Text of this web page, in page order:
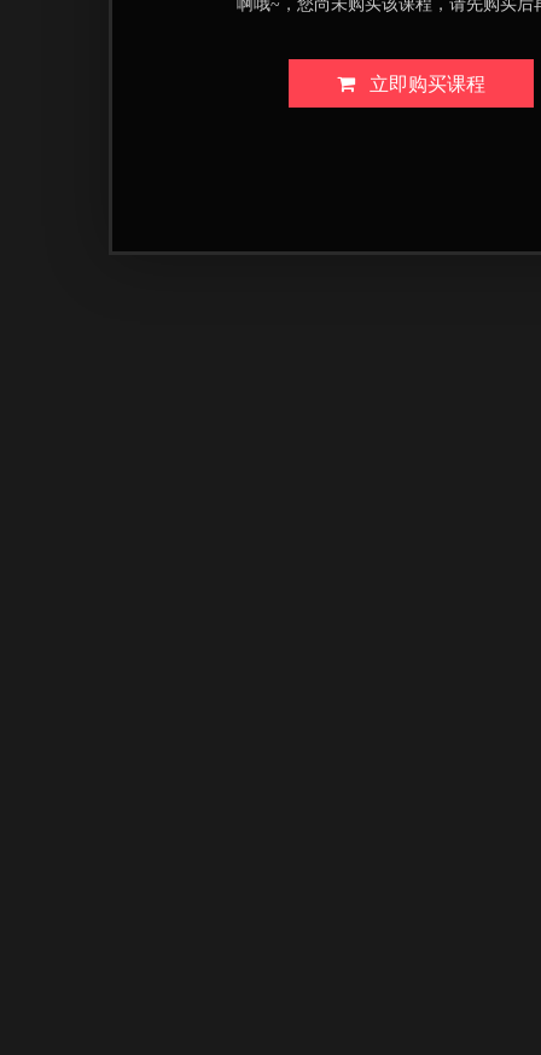
啊哦~，您尚未购买该课程，请先购买后
立即购买课程